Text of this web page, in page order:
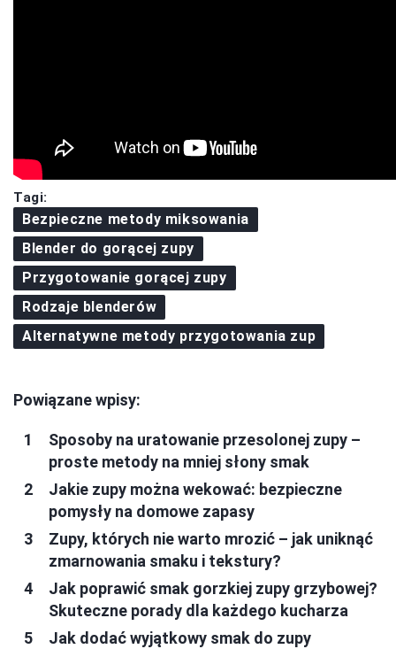
Tagi:
Bezpieczne metody miksowania
Blender do gorącej zupy
Przygotowanie gorącej zupy
Rodzaje blenderów
Alternatywne metody przygotowania zup
Powiązane wpisy:
Sposoby na uratowanie przesolonej zupy –
proste metody na mniej słony smak
Jakie zupy można wekować: bezpieczne
pomysły na domowe zapasy
Zupy, których nie warto mrozić – jak uniknąć
zmarnowania smaku i tekstury?
Jak poprawić smak gorzkiej zupy grzybowej?
Skuteczne porady dla każdego kucharza
Jak dodać wyjątkowy smak do zupy